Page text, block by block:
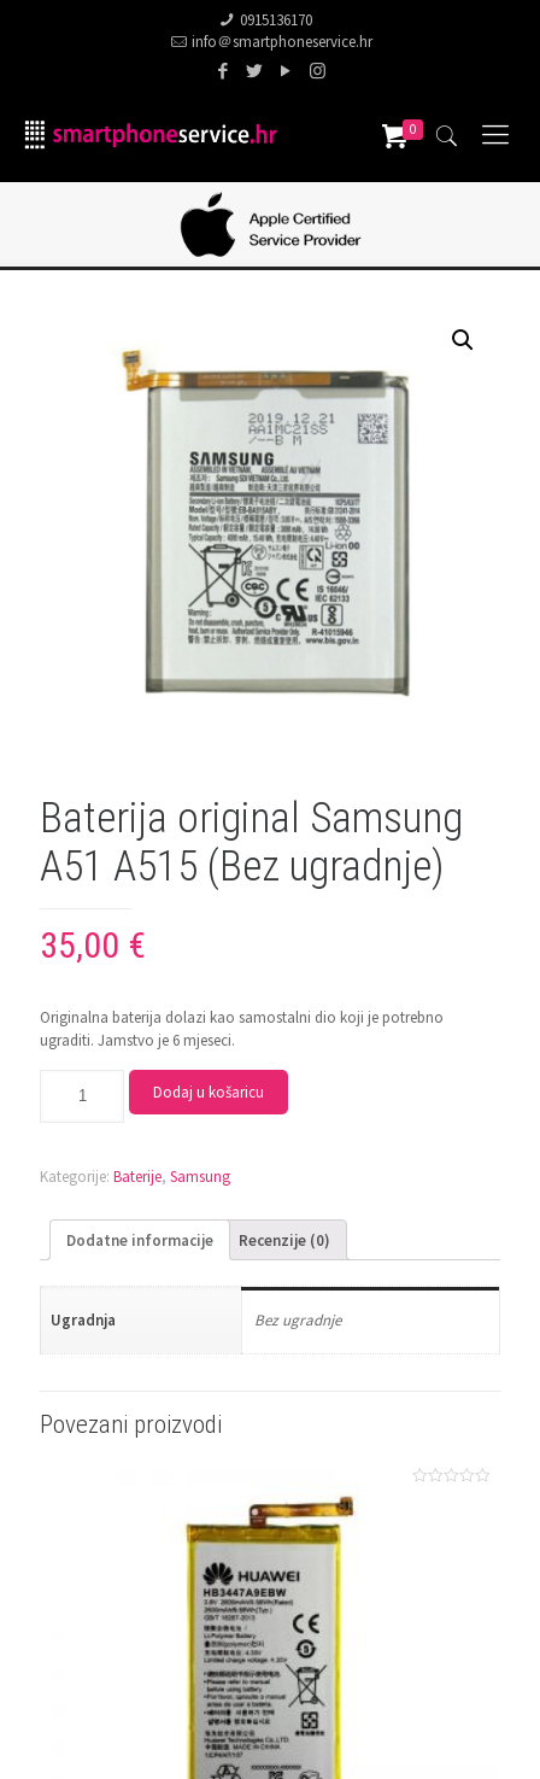
0915136170
info＠smartphoneservice.hr
0
Baterija original Samsung
A51 A515 (Bez ugradnje)
35,00 €
Originalna baterija dolazi kao samostalni dio koji je potrebno
ugraditi. Jamstvo je 6 mjeseci.
Dodaj u košaricu
Kategorije: Baterije, Samsung
Dodatne informacije Recenzije (0)
Ugradnja Bez ugradnje
Povezani proizvodi